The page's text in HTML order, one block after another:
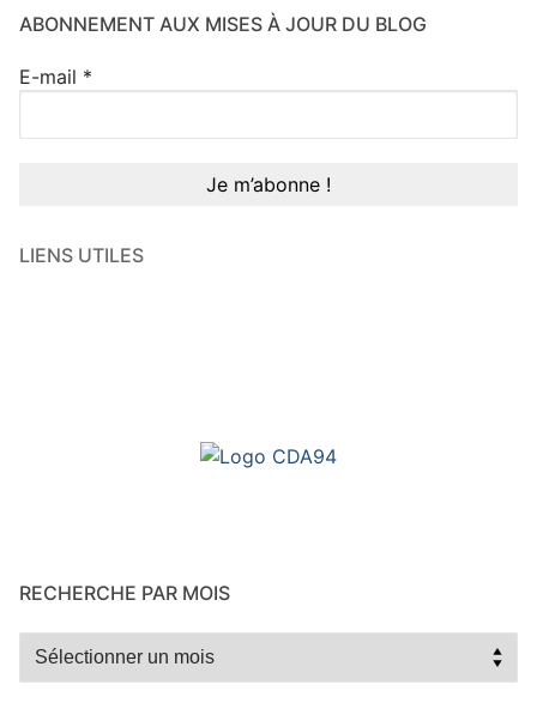
ABONNEMENT AUX MISES À JOUR DU BLOG
E-mail *
LIENS UTILES
RECHERCHE PAR MOIS
Recherche